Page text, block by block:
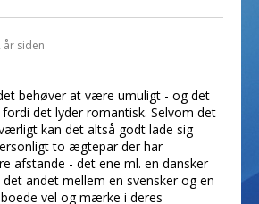
år siden
behøver at være umuligt - og det
det lyder romantisk. Selvom det
kan det altså godt lade sig
to ægtepar der har
afstande - det ene ml. en dansker
andet mellem en svensker og en
vel og mærke i deres